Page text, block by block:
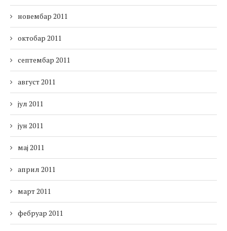
новембар 2011
октобар 2011
септембар 2011
август 2011
јул 2011
јун 2011
мај 2011
април 2011
март 2011
фебруар 2011